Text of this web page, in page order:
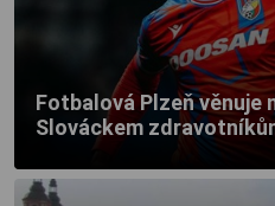
Fotbalová Plzeň věnuje
Slováckem